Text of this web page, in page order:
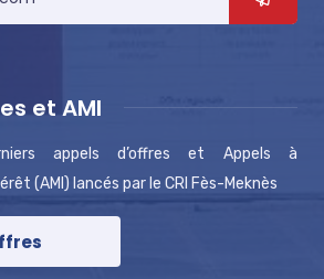
et AMI
appels d’offres et Appels à
(AMI) lancés par le CRI Fès-Meknès